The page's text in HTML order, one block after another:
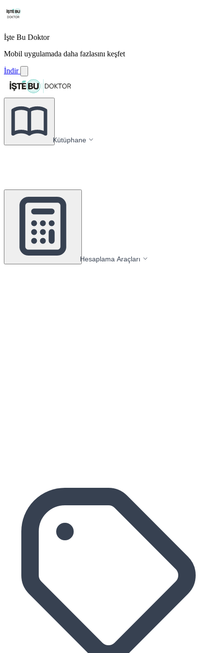
İşte Bu Doktor
Mobil uygulamada daha fazlasını keşfet
İndir
Kütüphane
Hesaplama Araçları